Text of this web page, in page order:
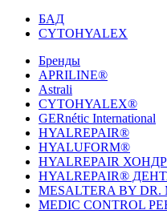
БАД
CYTOHYALEX
Бренды
APRILINE®
Astrali
CYTOHYALEX®
GERnétic International
HYALREPAIR®
HYALUFORM®
HYALREPAIR
HYALREPAIR®
MESALTERA BY
MEDIC CONTROL